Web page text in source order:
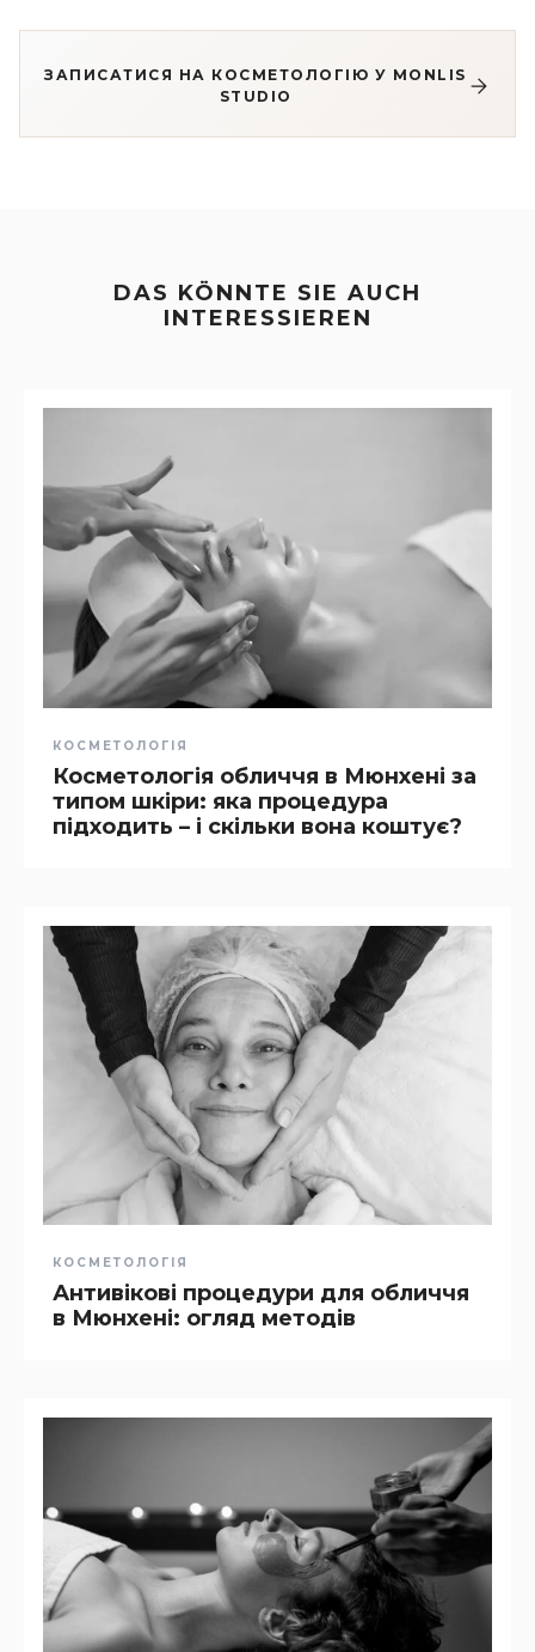
ЗАПИСАТИСЯ НА КОСМЕТОЛОГІЮ У MONLIS
STUDIO
DAS KÖNNTE SIE AUCH
INTERESSIEREN
КОСМЕТОЛОГІЯ
Косметологія обличчя в Мюнхені за
типом шкіри: яка процедура
підходить – і скільки вона коштує?
КОСМЕТОЛОГІЯ
Антивікові процедури для обличчя
в Мюнхені: огляд методів